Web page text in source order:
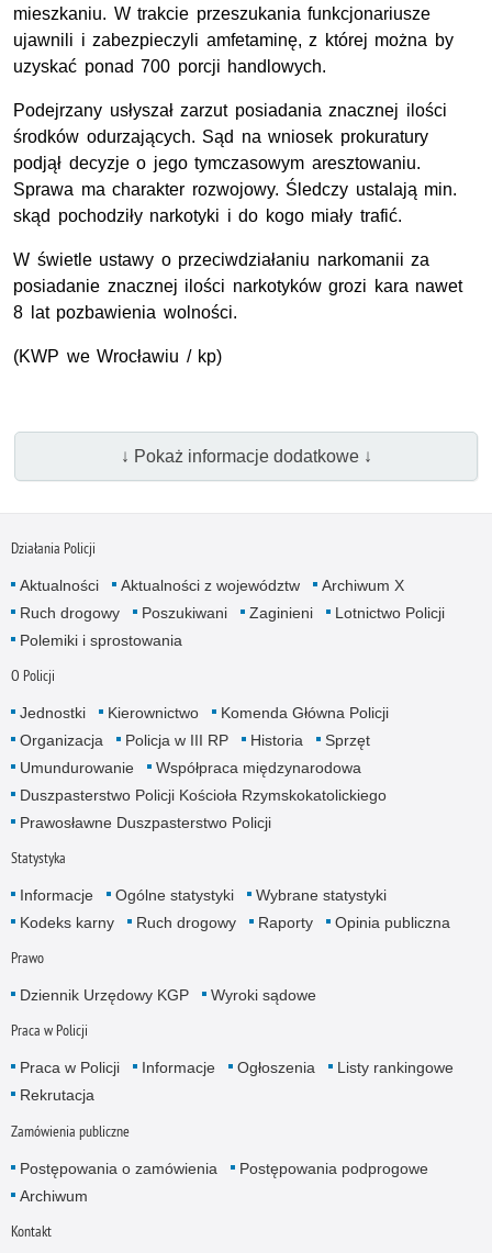
mieszkaniu. W trakcie przeszukania funkcjonariusze
ujawnili i zabezpieczyli amfetaminę, z której można by
uzyskać ponad 700 porcji handlowych.
Podejrzany usłyszał zarzut posiadania znacznej ilości
środków odurzających. Sąd na wniosek prokuratury
podjął decyzje o jego tymczasowym aresztowaniu.
Sprawa ma charakter rozwojowy. Śledczy ustalają min.
skąd pochodziły narkotyki i do kogo miały trafić.
W świetle ustawy o przeciwdziałaniu narkomanii za
posiadanie znacznej ilości narkotyków grozi kara nawet
8 lat pozbawienia wolności.
(KWP we Wrocławiu / kp)
↓ Pokaż informacje dodatkowe ↓
Działania Policji
Aktualności Aktualności z województw
Archiwum X
Ruch drogowy
Poszukiwani Zaginieni
Lotnictwo Policji
Polemiki i sprostowania
O Policji
Jednostki Kierownictwo
Komenda Główna Policji
Organizacja
Policja w III RP Historia
Sprzęt
Umundurowanie
Współpraca międzynarodowa
Duszpasterstwo Policji Kościoła Rzymskokatolickiego
Prawosławne Duszpasterstwo Policji
Statystyka
Informacje Ogólne statystyki
Wybrane statystyki
Kodeks karny
Ruch drogowy Raporty Opinia publiczna
Prawo
Dziennik Urzędowy KGP Wyroki sądowe
Praca w Policji
Praca w Policji Informacje Ogłoszenia
Listy rankingowe
Rekrutacja
Zamówienia publiczne
Postępowania o zamówienia
Postępowania podprogowe
Archiwum
Kontakt